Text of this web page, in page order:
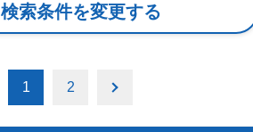
検索条件を変更する
1 2